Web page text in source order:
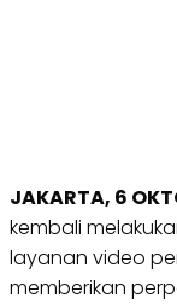
JAKARTA, 6
kembali
layanan video
memberikan